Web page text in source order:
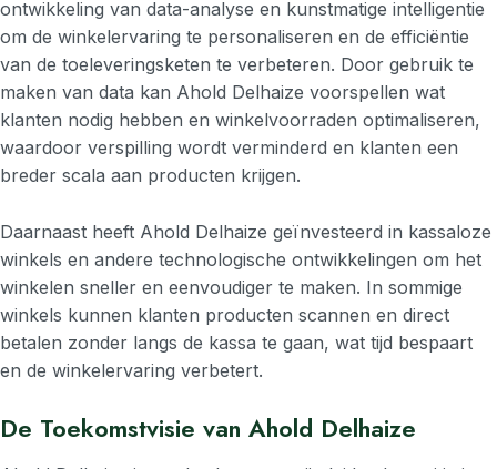
ontwikkeling van data-analyse en kunstmatige intelligentie
om de winkelervaring te personaliseren en de efficiëntie
van de toeleveringsketen te verbeteren. Door gebruik te
maken van data kan Ahold Delhaize voorspellen wat
klanten nodig hebben en winkelvoorraden optimaliseren,
waardoor verspilling wordt verminderd en klanten een
breder scala aan producten krijgen.
Daarnaast heeft Ahold Delhaize geïnvesteerd in kassaloze
winkels en andere technologische ontwikkelingen om het
winkelen sneller en eenvoudiger te maken. In sommige
winkels kunnen klanten producten scannen en direct
betalen zonder langs de kassa te gaan, wat tijd bespaart
en de winkelervaring verbetert.
De Toekomstvisie van Ahold Delhaize